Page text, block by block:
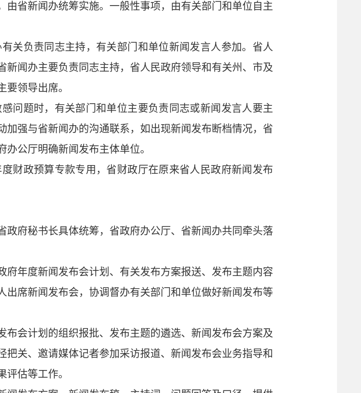
省新闻办统筹实施。一般性事项，由有关部门和单位自主
关负责同志主持，有关部门和单位新闻发言人参加。省人
闻办主要负责同志主持，省人民政府领导和有关州、市及
领导出席。
问题时，有关部门和单位主要负责同志或新闻发言人要主
强与省新闻办的沟通联系，如出现新闻发布断档情况，省
公厅明确新闻发布主体单位。
财政预算专款专用，省财政厅在原来省人民政府新闻发布
府秘书长具体统筹，省政府办公厅、省新闻办共同牵头落
府年度新闻发布会计划、有关发布方案报送、发布主题内容
席新闻发布会，协调督办有关部门和单位做好新闻发布等
布会计划的组织报批、发布主题的遴选、新闻发布会方案及
关、邀请媒体记者参加采访报道、新闻发布会业务指导和
估等工作。